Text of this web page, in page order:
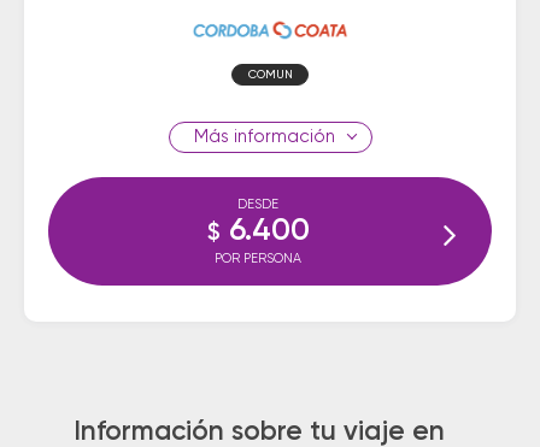
COMUN
información
DESDE
$ 6.400
POR PERSONA
Información sobre tu viaje en